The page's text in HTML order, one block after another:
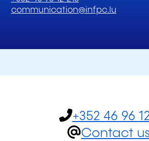
communication@infpc.lu
+352 46 96 12
Contact us